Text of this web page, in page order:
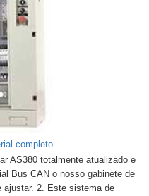
completo
AS380 totalmente atualizado e
Bus CAN o nosso gabinete de
ajustar. 2. Este sistema de